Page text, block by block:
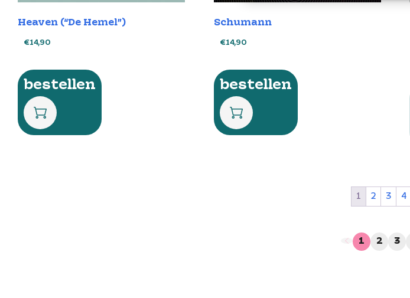
Heaven (“De Hemel”)
€14,90
bestellen
Schumann
€14,90
bestellen
1 2 3 4
1 2 3